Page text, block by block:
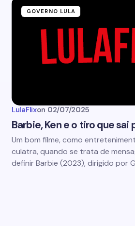
GOVERNO LULA
LulaFlixon 02/07/2025
Barbie, Ken e o tiro que sai
Um bom filme, como
culatra, quando se trata de
definir Barbie (2023), dirigido por